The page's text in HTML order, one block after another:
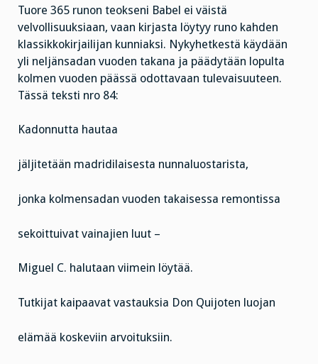
Tuore 365 runon teokseni Babel ei väistä
velvollisuuksiaan, vaan kirjasta löytyy runo kahden
klassikkokirjailijan kunniaksi. Nykyhetkestä käydään
yli neljänsadan vuoden takana ja päädytään lopulta
kolmen vuoden päässä odottavaan tulevaisuuteen.
Tässä teksti nro 84:
Kadonnutta hautaa
jäljitetään madridilaisesta nunnaluostarista,
jonka kolmensadan vuoden takaisessa remontissa
sekoittuivat vainajien luut –
Miguel C. halutaan viimein löytää.
Tutkijat kaipaavat vastauksia Don Quijoten luojan
elämää koskeviin arvoituksiin.